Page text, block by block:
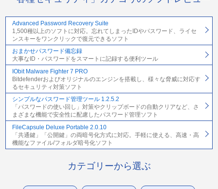
Advanced Password Recovery Suite
1,500種以上のソフトに対応。忘れてしまったIDやパスワード、ライセ
ンスキーをワンクリックで復元できるソフト
おまかせパスワード備忘録
大事なID・パスワードをスマートに記録する便利ツール
IObit Malware Fighter 7 PRO
Bitdefenderおよびオリジナルのエンジンを搭載し、様々な脅威に対応す
るセキュリティ対策ソフト
シンプルなパスワード管理ツール 1.2.5.2
「パスワードの使い回し」対策やクリップボードの自動クリアなど、さ
まざまな機能で安全性に配慮したパスワード管理ソフト
FileCapsule Deluxe Portable 2.0.10
「共通鍵」「公開鍵」の両暗号化方式に対応。手軽に使える、高速・高
機能なファイル/フォルダ暗号化ソフト
カテゴリーから選ぶ